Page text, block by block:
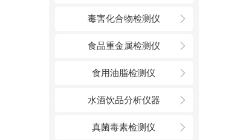
毒害化合物检测仪
食品重金属检测仪
食用油脂检测仪
水酒饮品分析仪器
真菌毒素检测仪